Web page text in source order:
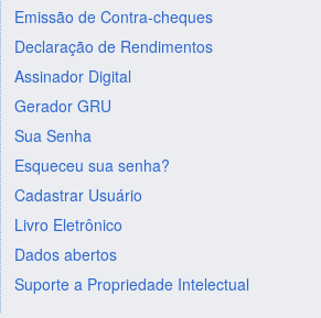
Emissão de Contra-cheques
Declaração de Rendimentos
Assinador Digital
Gerador GRU
Sua Senha
Esqueceu sua senha?
Cadastrar Usuário
Livro Eletrônico
Dados abertos
Suporte a Propriedade Intelectual